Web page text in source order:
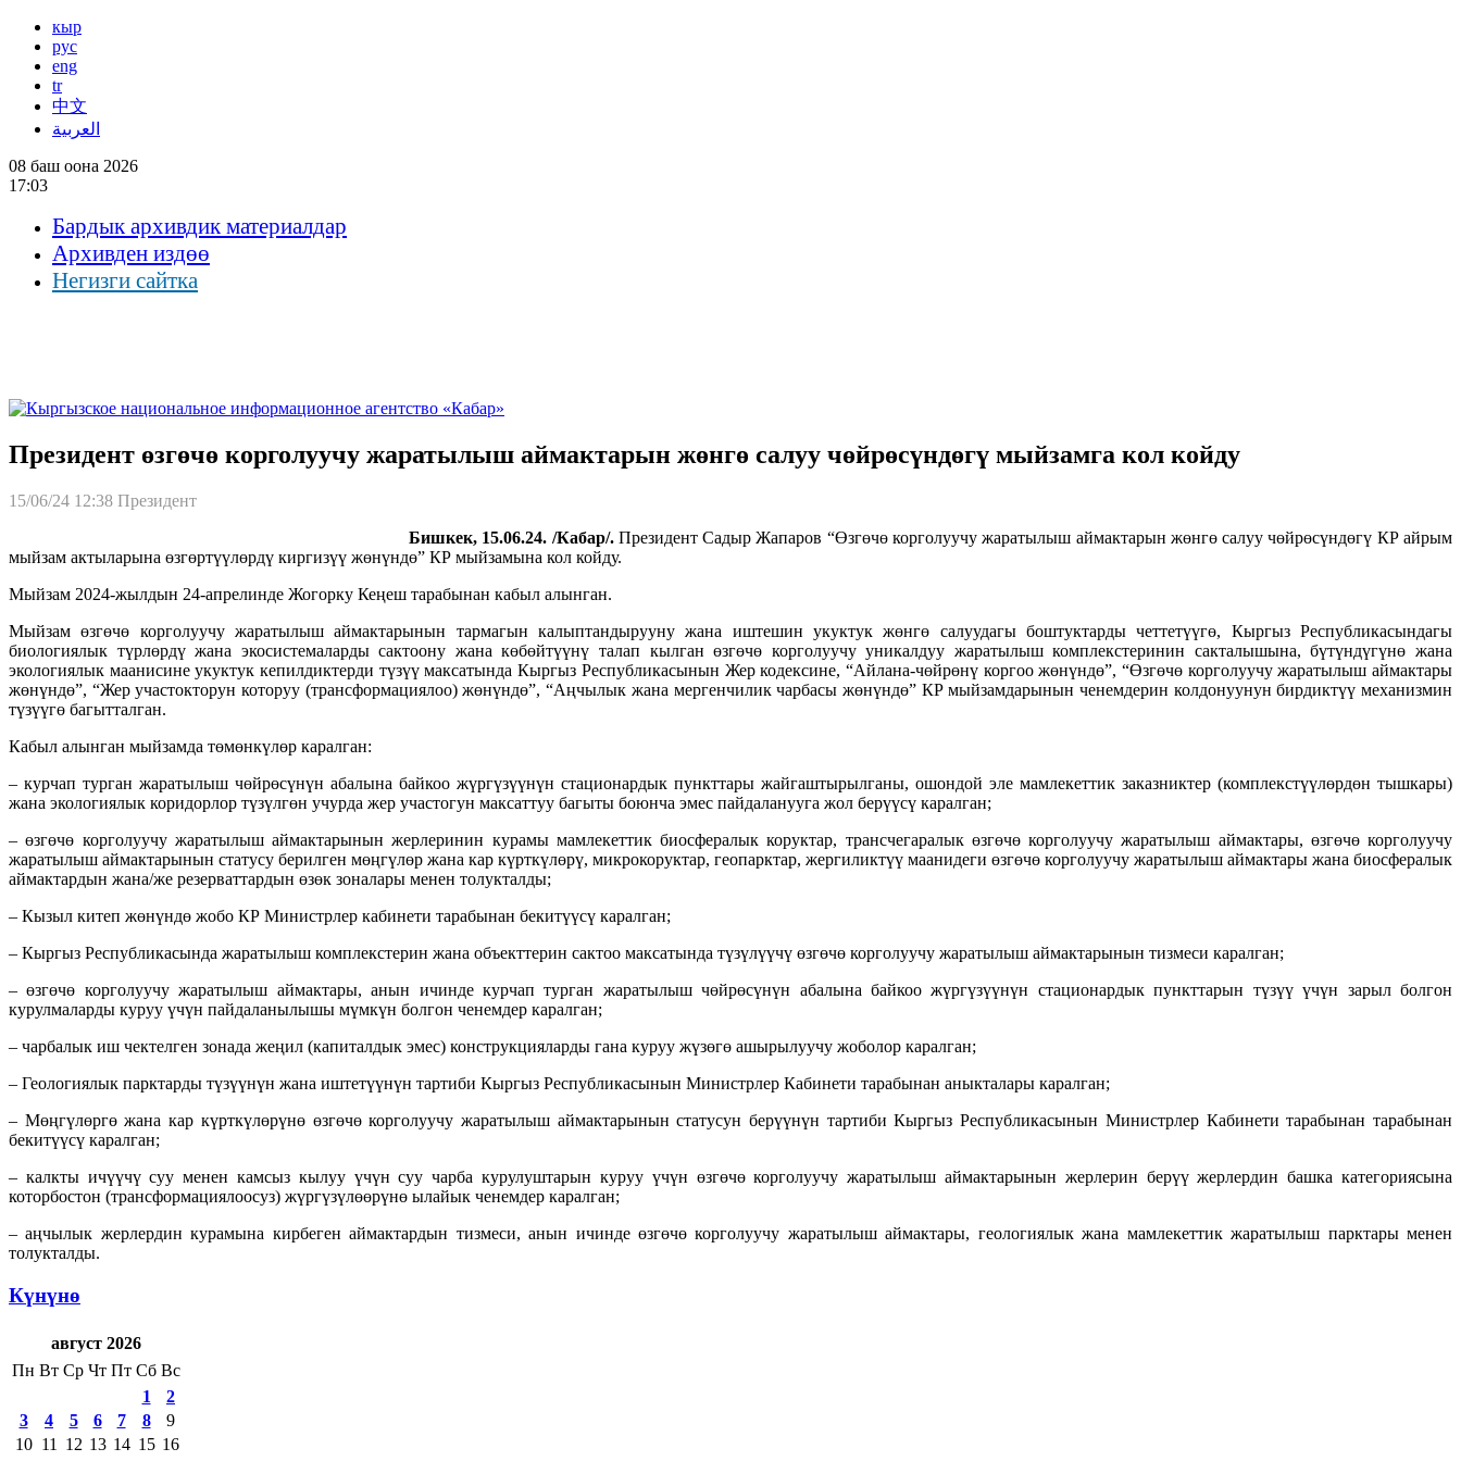
кыр
рус
eng
tr
中文
العربية
08 баш оона 2026
17:03
Бардык архивдик материалдар
Архивден издөө
Негизги сайтка
Президент өзгөчө корголуучу жаратылыш аймактарын жөнгө салуу чөйрөсүндөгү мыйзамга кол койду
15/06/24 12:38 Президент
Бишкек, 15.06.24. /Кабар/. Президент Садыр Жапаров “Өзгөчө корголуучу жаратылыш аймактарын жөнгө салуу чөйрөсүндөгү КР айрым
мыйзам актыларына өзгөртүүлөрдү киргизүү жөнүндө” КР мыйзамына кол койду.
Мыйзам 2024-жылдын 24-апрелинде Жогорку Кеңеш тарабынан кабыл алынган.
Мыйзам өзгөчө корголуучу жаратылыш аймактарынын тармагын калыптандырууну жана иштешин укуктук жөнгө салуудагы боштуктарды четтетүүгө, Кыргыз Республикасындагы
биологиялык түрлөрдү жана экосистемаларды сактоону жана көбөйтүүнү талап кылган өзгөчө корголуучу уникалдуу жаратылыш комплекстеринин сакталышына, бүтүндүгүнө жана
экологиялык маанисине укуктук кепилдиктерди түзүү максатында Кыргыз Республикасынын Жер кодексине, “Айлана-чөйрөнү коргоо жөнүндө”, “Өзгөчө корголуучу жаратылыш аймактары
жөнүндө”, “Жер участокторун которуу (трансформациялоо) жөнүндө”, “Аңчылык жана мергенчилик чарбасы жөнүндө” КР мыйзамдарынын ченемдерин колдонуунун бирдиктүү механизмин
түзүүгө багытталган.
Кабыл алынган мыйзамда төмөнкүлөр каралган:
– курчап турган жаратылыш чөйрөсүнүн абалына байкоо жүргүзүүнүн стационардык пункттары жайгаштырылганы, ошондой эле мамлекеттик заказниктер (комплекстүүлөрдөн тышкары)
жана экологиялык коридорлор түзүлгөн учурда жер участогун максаттуу багыты боюнча эмес пайдаланууга жол берүүсү каралган;
– өзгөчө корголуучу жаратылыш аймактарынын жерлеринин курамы мамлекеттик биосфералык коруктар, трансчегаралык өзгөчө корголуучу жаратылыш аймактары, өзгөчө корголуучу
жаратылыш аймактарынын статусу берилген мөңгүлөр жана кар күрткүлөрү, микрокоруктар, геопарктар, жергиликтүү маанидеги өзгөчө корголуучу жаратылыш аймактары жана биосфералык
аймактардын жана/же резерваттардын өзөк зоналары менен толукталды;
– Кызыл китеп жөнүндө жобо КР Министрлер кабинети тарабынан бекитүүсү каралган;
– Кыргыз Республикасында жаратылыш комплекстерин жана объекттерин сактоо максатында түзүлүүчү өзгөчө корголуучу жаратылыш аймактарынын тизмеси каралган;
– өзгөчө корголуучу жаратылыш аймактары, анын ичинде курчап турган жаратылыш чөйрөсүнүн абалына байкоо жүргүзүүнүн стационардык пункттарын түзүү үчүн зарыл болгон
курулмаларды куруу үчүн пайдаланылышы мүмкүн болгон ченемдер каралган;
– чарбалык иш чектелген зонада жеңил (капиталдык эмес) конструкцияларды гана куруу жүзөгө ашырылуучу жоболор каралган;
– Геологиялык парктарды түзүүнүн жана иштетүүнүн тартиби Кыргыз Республикасынын Министрлер Кабинети тарабынан аныкталары каралган;
– Мөңгүлөргө жана кар күрткүлөрүнө өзгөчө корголуучу жаратылыш аймактарынын статусун берүүнүн тартиби Кыргыз Республикасынын Министрлер Кабинети тарабынан тарабынан
бекитүүсү каралган;
– калкты ичүүчү суу менен камсыз кылуу үчүн суу чарба курулуштарын куруу үчүн өзгөчө корголуучу жаратылыш аймактарынын жерлерин берүү жерлердин башка категориясына
которбостон (трансформациялоосуз) жүргүзүлөөрүнө ылайык ченемдер каралган;
– аңчылык жерлердин курамына кирбеген аймактардын тизмеси, анын ичинде өзгөчө корголуучу жаратылыш аймактары, геологиялык жана мамлекеттик жаратылыш парктары менен
толукталды.
Күнүнө
август 2026
Пн Вт Ср Чт Пт Сб Вс
1
2
3
4 5 6 7 8
9
10 11 12 13 14 15 16